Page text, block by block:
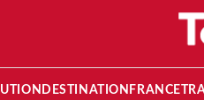
DESTINATION FRANCE